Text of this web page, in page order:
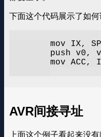
下面这个代码展示了如何
AVR间接寻址
上面这个例子看起来没